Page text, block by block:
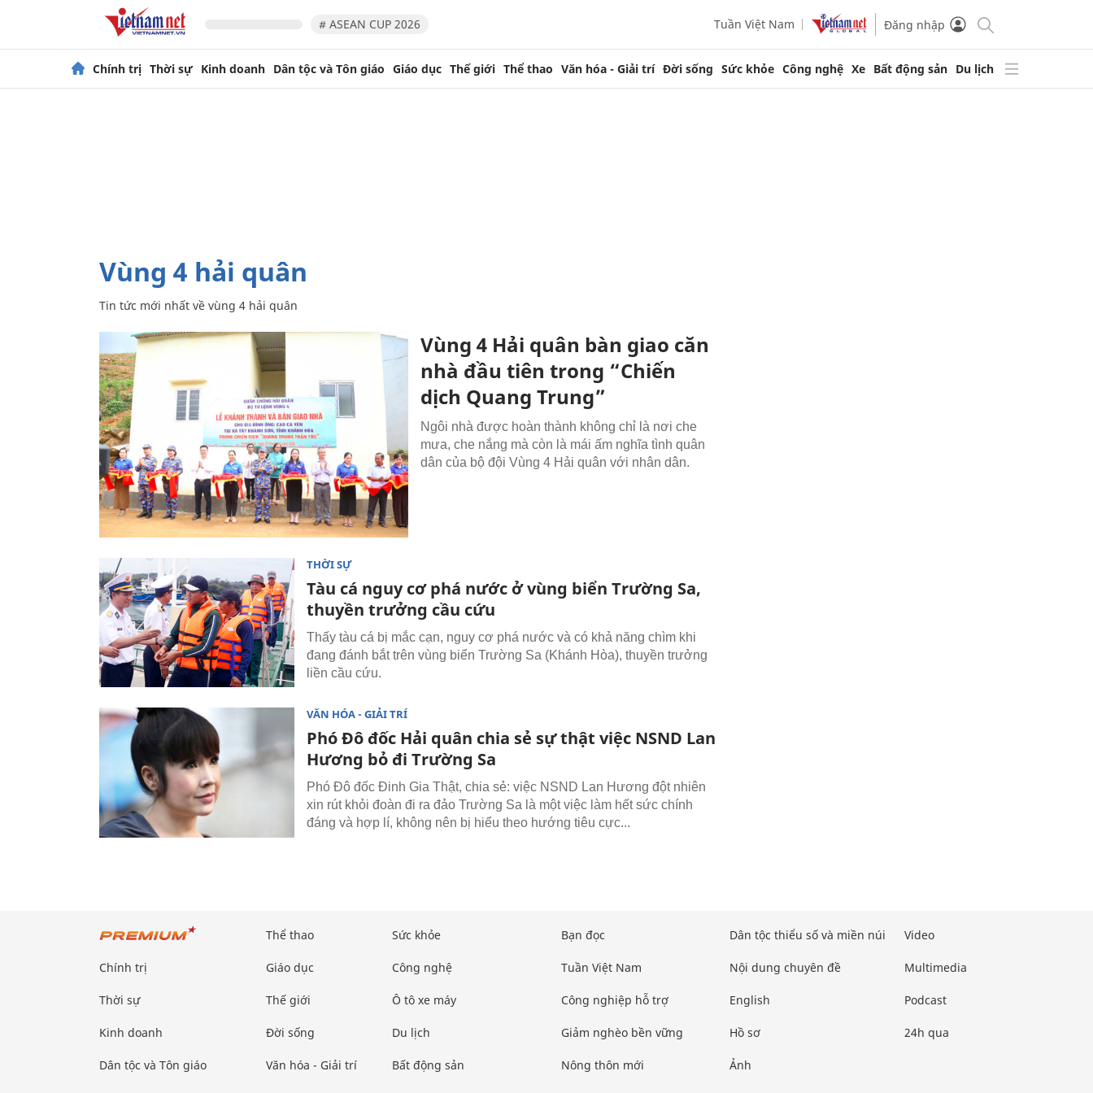
# ASEAN CUP 2026 Tuần Việt Nam Đăng nhập
Chính trị Thời sự Kinh doanh Dân tộc và Tôn giáo Giáo dục Thế giới Thể thao Văn hóa - Giải trí Đời sống Sức khỏe Công nghệ Xe Bất động sản Du lịch
vùng 4 hải quân
Tin tức mới nhất về vùng 4 hải quân
Vùng 4 Hải quân bàn giao căn
nhà đầu tiên trong “Chiến
dịch Quang Trung”
Ngôi nhà được hoàn thành không chỉ là nơi che
mưa, che nắng mà còn là mái ấm nghĩa tình quân
dân của bộ đội Vùng 4 Hải quân với nhân dân.
THỜI SỰ
Tàu cá nguy cơ phá nước ở vùng biển Trường Sa,
thuyền trưởng cầu cứu
Thấy tàu cá bị mắc cạn, nguy cơ phá nước và có khả năng chìm khi
đang đánh bắt trên vùng biển Trường Sa (Khánh Hòa), thuyền trưởng
liền cầu cứu.
VĂN HÓA - GIẢI TRÍ
Phó Đô đốc Hải quân chia sẻ sự thật việc NSND Lan
Hương bỏ đi Trường Sa
Phó Đô đốc Đinh Gia Thật, chia sẻ: việc NSND Lan Hương đột nhiên
xin rút khỏi đoàn đi ra đảo Trường Sa là một việc làm hết sức chính
đáng và hợp lí, không nên bị hiểu theo hướng tiêu cực...
Chính trị
Thời sự
Kinh doanh
Dân tộc và Tôn giáo
Thể thao
Giáo dục
Thế giới
Đời sống
Văn hóa - Giải trí
Sức khỏe
Công nghệ
Ô tô xe máy
Du lịch
Bất động sản
Bạn đọc
Tuần Việt Nam
Công nghiệp hỗ trợ
Giảm nghèo bền vững
Nông thôn mới
Dân tộc thiểu số và miền núi
Nội dung chuyên đề
English
Hồ sơ
Ảnh
Video
Multimedia
Podcast
24h qua